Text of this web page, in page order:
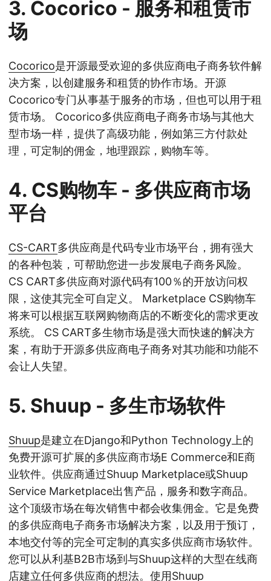
3. Cocorico - 服务和租赁市
场
Cocorico是开源最受欢迎的多供应商电子商务软件解
决方案，以创建服务和租赁的协作市场。开源
Cocorico专门从事基于服务的市场，但也可以用于租
赁市场。 Cocorico多供应商电子商务市场与其他大
型市场一样，提供了高级功能，例如第三方付款处
理，可定制的佣金，地理跟踪，购物车等。
4. CS购物车 - 多供应商市场
平台
CS-CART多供应商是代码专业市场平台，拥有强大
的各种包装，可帮助您进一步发展电子商务风险。
CS CART多供应商对源代码有100％的开放访问权
限，这使其完全可自定义。 Marketplace CS购物车
将来可以根据互联网购物商店的不断变化的需求更改
系统。 CS CART多生物市场是强大而快速的解决方
案，有助于开源多供应商电子商务对其功能和功能不
会让人失望。
5. Shuup - 多生市场软件
Shuup是建立在Django和Python Technology上的
免费开源可扩展的多供应商市场E Commerce和E商
业软件。供应商通过Shuup Marketplace或Shuup
Service Marketplace出售产品，服务和数字商品。
这个顶级市场在每次销售中都会收集佣金。它是免费
的多供应商电子商务市场解决方案，以及用于预订，
本地交付等的完全可定制的真实多供应商市场软件。
您可以从利基B2B市场到与Shuup这样的大型在线商
店建立任何多供应商的想法。使用Shuup